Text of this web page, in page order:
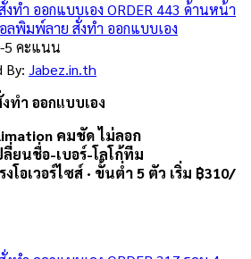
ลพิมพ์ลาย สั่งทำ ออกแบบเอง
5 คะแนน
By: Jabez.in.th
ทำ ออกแบบเอง
คมชัด ไม่ลอก
ลี่ยนชื่อ-เบอร์-โลโก้ทีม
โอเวอร์ไซส์ · ขั้นต่ำ 5 ตัว เริ่ม ฿310/